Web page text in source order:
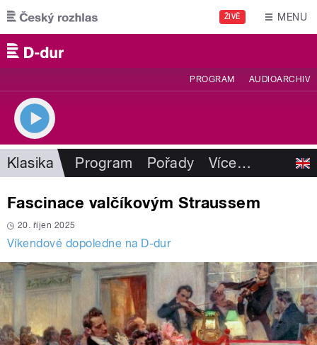
Přejít k hlavnímu obsahu
ŽIVĚ MENU
PROGRAM AUDIOARCHIV
Klasika Program Pořady Více…
Fascinace valčíkovým Straussem
20. říjen 2025
Víkendové dopoledne na D-dur